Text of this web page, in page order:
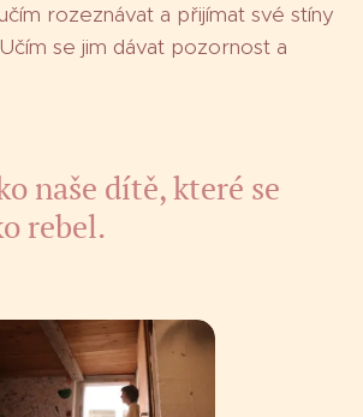
rozeznávat a přijímat své stíny
se jim dávat pozornost a
naše dítě, které se
rebel.